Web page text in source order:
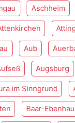
Aschheim
Atting
Aub
Augsburg
im Sinngrund
Baar-